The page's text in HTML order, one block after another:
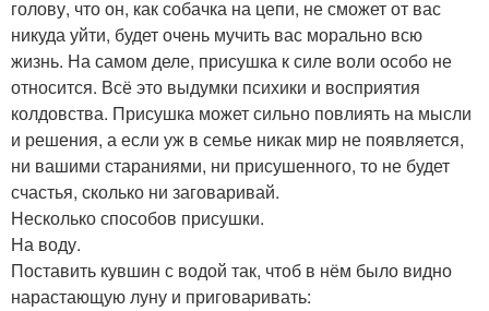
голову, что он, как собачка на цепи, не сможет от вас
никуда уйти, будет очень мучить вас морально всю
жизнь. На самом деле, присушка к силе воли особо не
относится. Всё это выдумки психики и восприятия
колдовства. Присушка может сильно повлиять на мысли
и решения, а если уж в семье никак мир не появляется,
ни вашими стараниями, ни присушенного, то не будет
счастья, сколько ни заговаривай.
Несколько способов присушки.
На воду.
Поставить кувшин с водой так, чтоб в нём было видно
нарастающую луну и приговаривать: